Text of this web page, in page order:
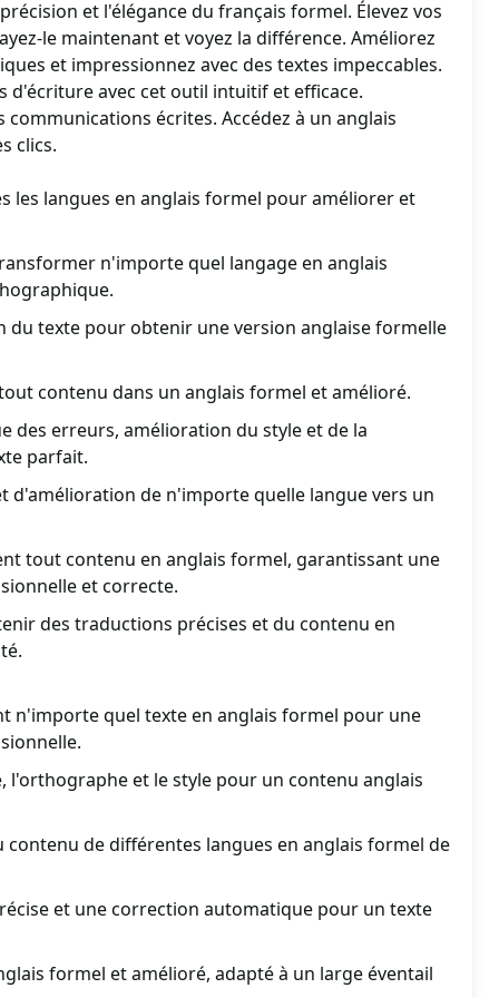
et l'élégance du français formel. Élevez vos
le maintenant et voyez la différence. Améliorez
et impressionnez avec des textes impeccables.
d'écriture avec cet outil intuitif et efficace.
communications écrites. Accédez à un anglais
clics.
les langues en anglais formel pour améliorer et
n'importe quel langage en anglais
du texte pour obtenir une version anglaise formelle
contenu dans un anglais formel et amélioré.
des erreurs, amélioration du style et de la
parfait.
d'amélioration de n'importe quelle langue vers un
tout contenu en anglais formel, garantissant une
et correcte.
des traductions précises et du contenu en
n'importe quel texte en anglais formel pour une
l'orthographe et le style pour un contenu anglais
de différentes langues en anglais formel de
et une correction automatique pour un texte
formel et amélioré, adapté à un large éventail